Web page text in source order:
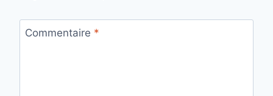
Commentaire *